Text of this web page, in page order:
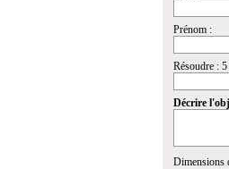
Prénom :
Résoudre :
Décrire
Dimensions